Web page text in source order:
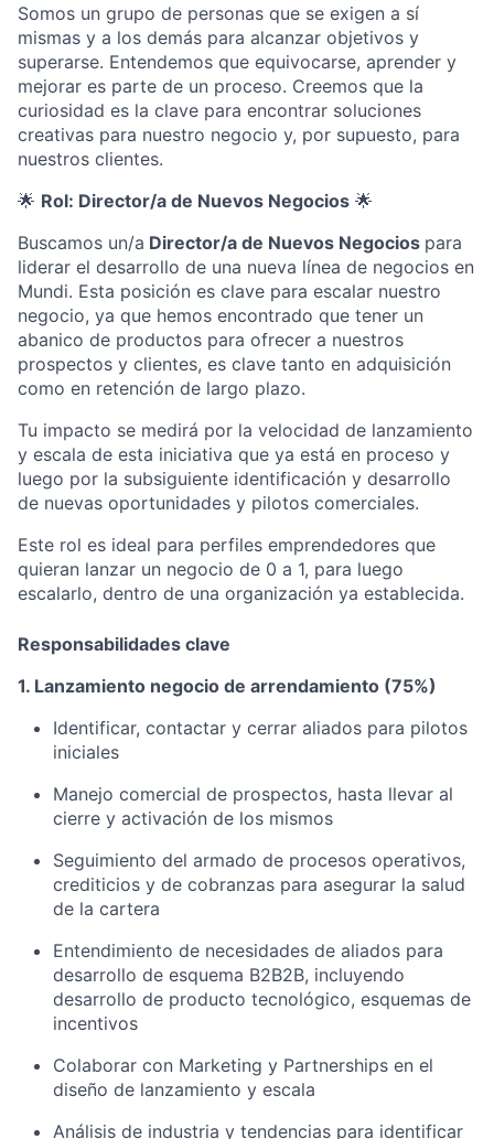
Somos un grupo de personas que se exigen a sí
mismas y a los demás para alcanzar objetivos y
superarse. Entendemos que equivocarse, aprender y
mejorar es parte de un proceso. Creemos que la
curiosidad es la clave para encontrar soluciones
creativas para nuestro negocio y, por supuesto, para
nuestros clientes.
🌟 Rol: Director/a de Nuevos Negocios 🌟
Buscamos un/a Director/a de Nuevos Negocios para
liderar el desarrollo de una nueva línea de negocios en
Mundi. Esta posición es clave para escalar nuestro
negocio, ya que hemos encontrado que tener un
abanico de productos para ofrecer a nuestros
prospectos y clientes, es clave tanto en adquisición
como en retención de largo plazo.
Tu impacto se medirá por la velocidad de lanzamiento
y escala de esta iniciativa que ya está en proceso y
luego por la subsiguiente identificación y desarrollo
de nuevas oportunidades y pilotos comerciales.
Este rol es ideal para perfiles emprendedores que
quieran lanzar un negocio de 0 a 1, para luego
escalarlo, dentro de una organización ya establecida.
Responsabilidades clave
1. Lanzamiento negocio de arrendamiento (75%)
Identificar, contactar y cerrar aliados para pilotos
iniciales
Manejo comercial de prospectos, hasta llevar al
cierre y activación de los mismos
Seguimiento del armado de procesos operativos,
crediticios y de cobranzas para asegurar la salud
de la cartera
Entendimiento de necesidades de aliados para
desarrollo de esquema B2B2B, incluyendo
desarrollo de producto tecnológico, esquemas de
incentivos
Colaborar con Marketing y Partnerships en el
diseño de lanzamiento y escala
Análisis de industria y tendencias para identificar